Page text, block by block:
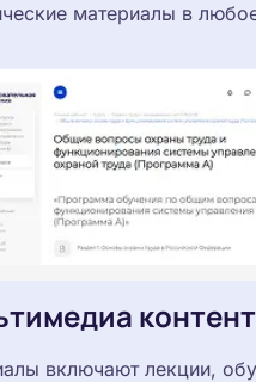
материалы в
контент
включают лекции,